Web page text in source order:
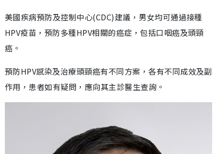
美國疾病預防及控制中心(CDC)建議，男女均可通過接種
HPV疫苗，預防多種HPV相關的癌症，包括口咽癌及頭頸
癌。
預防HPV感染及治療頭頸癌有不同方案，各有不同成效及副
作用，患者如有疑問，應向其主診醫生查詢。